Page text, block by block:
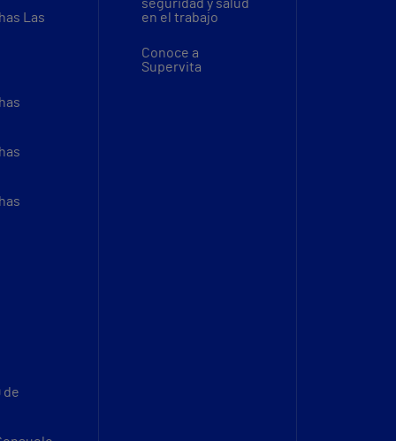
Las
de
seguridad y salud
en el trabajo
Conoce a
Supervita